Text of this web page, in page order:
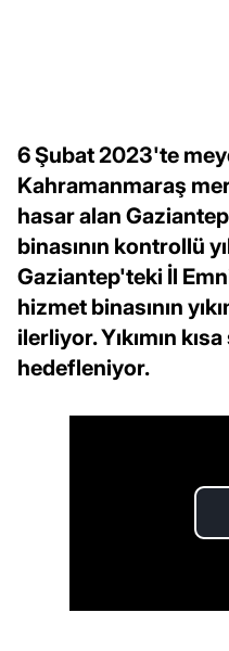
6 Şubat 2023'te
Kahramanmaraş
hasar alan
binasının kontrollü
Gaziantep'teki İl
hizmet binasının
ilerliyor. Yıkımın
hedefleniyor.